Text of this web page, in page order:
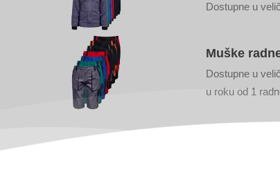
Dostupne u
Muške
Dostupne u
u roku od 1